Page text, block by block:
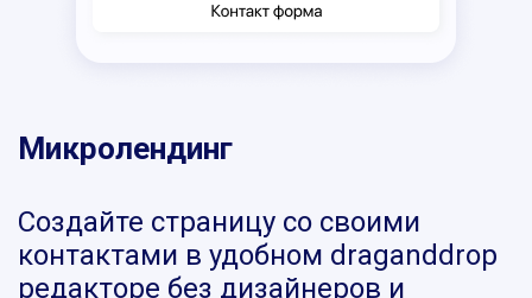
Микролендинг
Создайте страницу со своими
контактами в удобном draganddrop
редакторе без дизайнеров и